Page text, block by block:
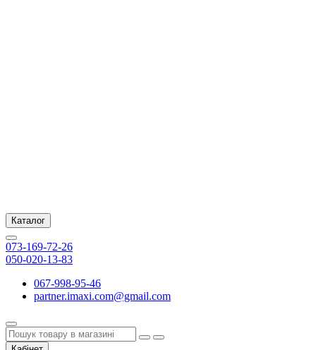
Каталог
073-169-72-26
050-020-13-83
067-998-95-46
partner.imaxi.com@gmail.com